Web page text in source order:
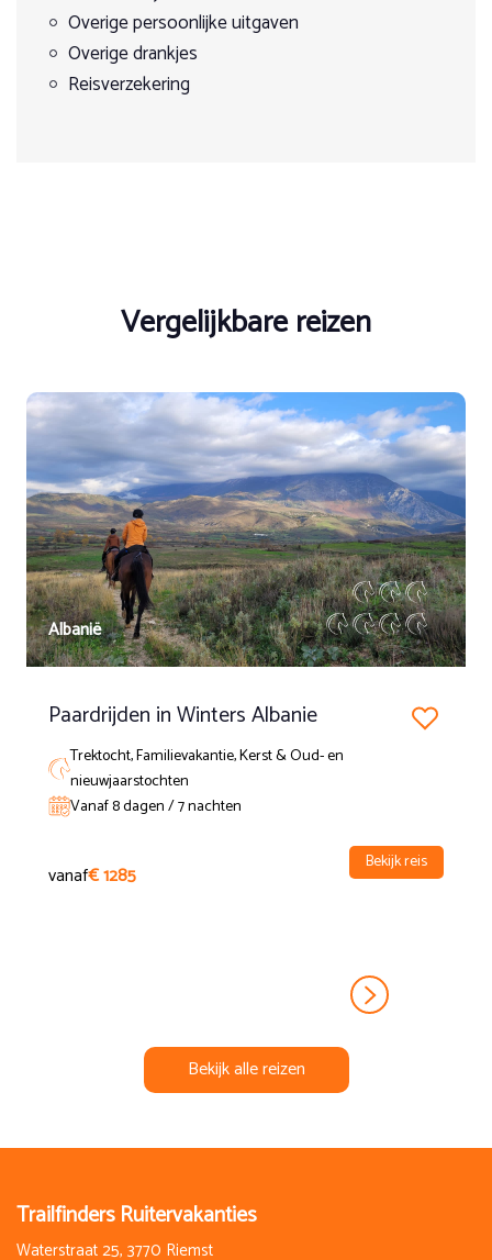
Overige persoonlijke uitgaven
Overige drankjes
Reisverzekering
Vergelijkbare reizen
Albanië
Paardrijden in Winters Albanie
Trektocht, Familievakantie, Kerst & Oud- en
nieuwjaarstochten
Vanaf 8 dagen / 7 nachten
vanaf€ 1285 Bekijk reis
Bekijk alle reizen
Trailfinders Ruitervakanties
Waterstraat 25, 3770 Riemst